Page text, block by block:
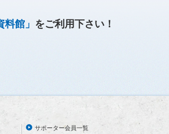
がされませんので、ご了
承のほど、よろしくお願
伴う情報更新停止のお知
らせ(04/26～04/29、05/0
ユーザー各位
料館」 をご利用下さい！
サポーター会員一覧